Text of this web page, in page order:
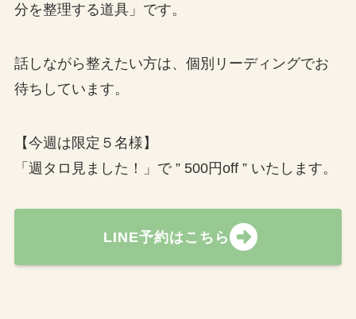
分を整理する道具」です。
話しながら整えたい方は、個別リーディングでお
待ちしています。
【今週は限定５名様】
「週タロ見ました！」で ” 500円off ” いたします。
LINE予約はこちら